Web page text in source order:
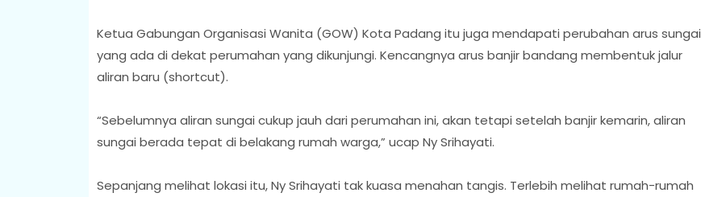
Ketua Gabungan Organisasi Wanita (GOW) Kota Padang itu juga mendapati perubahan arus sungai
yang ada di dekat perumahan yang dikunjungi. Kencangnya arus banjir bandang membentuk jalur
aliran baru (shortcut).
“Sebelumnya aliran sungai cukup jauh dari perumahan ini, akan tetapi setelah banjir kemarin, aliran
sungai berada tepat di belakang rumah warga,” ucap Ny Srihayati.
Sepanjang melihat lokasi itu, Ny Srihayati tak kuasa menahan tangis. Terlebih melihat rumah-rumah